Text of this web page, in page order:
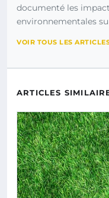
documenté les
environnementales
VOIR TOUS LES
ARTICLES